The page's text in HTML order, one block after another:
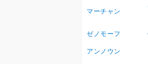
マーチャン
ゼノモーフ
アンノウン